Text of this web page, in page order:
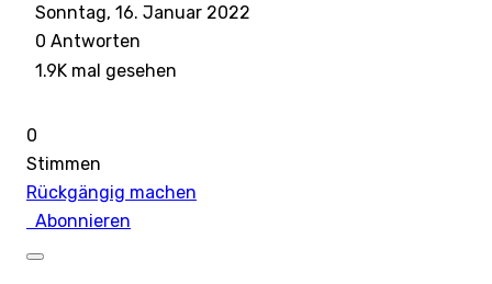
Sonntag, 16. Januar 2022
0 Antworten
1.9K mal gesehen
0
Stimmen
Rückgängig machen
Abonnieren